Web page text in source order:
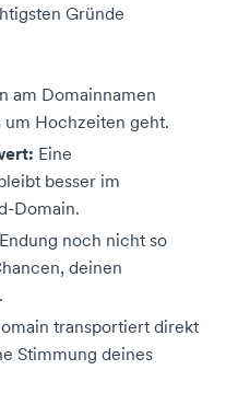
Gründe
am Domainnamen
um Hochzeiten geht.
Eine
besser im
Domain.
noch nicht so
deinen
transportiert direkt
Stimmung deines